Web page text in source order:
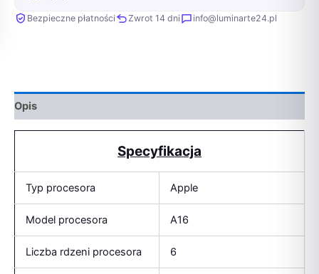
Bezpieczne płatności Zwrot 14 dni info@luminarte24.pl
Opis
Specyfikacja
Typ procesora Apple
Model procesora A16
Liczba rdzeni procesora 6